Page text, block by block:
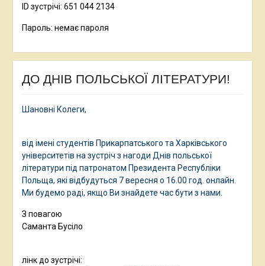
ID зустрічі: 651 044 2134
Пароль: немає пароля
ДО ДНІВ ПОЛЬСЬКОЇ ЛІТЕРАТУРИ!
Шановні Колеги,
від імені студентів Прикарпатського та Харківського
університетів на зустріч з нагоди Днів польської
літератури під патронатом Президента Республіки
Польща, які відбудуться 7 вересня о 16.00 год. онлайн.
Ми будемо раді, якщо Ви знайдете час бути з нами.
З повагою
Саманта Бусіло
лінк до зустрічі: